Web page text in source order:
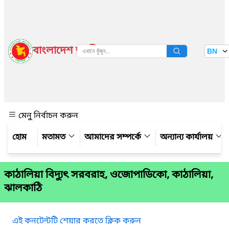
বাংলাদেশ জাতীয় তথ্য বাতায়ন BN
মেনু নির্বাচন করুন
মতামত
আমাদের সম্পর্কে অন্যান্য কার্যালয়
কাঠালিয়া বিদ্যুৎ সরবরাহ, ওজোপাডিকো, কাঠালিয়া,
ঝালকাঠি
এই কনটেন্টটি শেয়ার করতে ক্লিক করুন